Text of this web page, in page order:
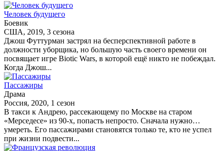
Человек будущего
Боевик
США, 2019, 3 сезона
Джош Футтурман застрял на бесперспективной работе в
должности уборщика, но большую часть своего времени он
посвящает игре Biotic Wars, в которой ещё никто не побеждал.
Когда Джош...
Пассажиры
Драма
Россия, 2020, 1 сезон
В такси к Андрею, рассекающему по Москве на старом
«Мерседесе» из 90-х, попасть непросто. Сначала нужно…
умереть. Его пассажирами становятся только те, кто не успел
при жизни подвести...